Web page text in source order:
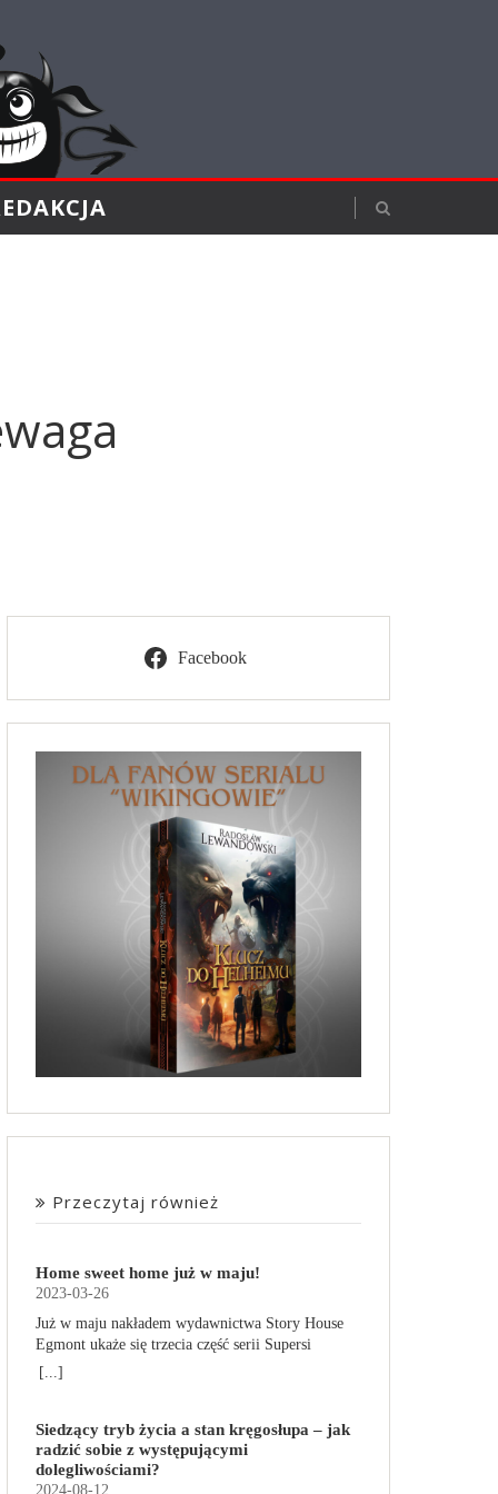
Facebook
Przeczytaj również
Home sweet home już w maju!
2023-03-26
Już w maju nakładem wydawnictwa Story House
Egmont ukaże się trzecia część serii Supersi
scenarzysty Frederic Maupome. Ten tom nosi tytuł
obdarzone supermocami i wspomagane przez
robota o imieniu Al. Są rozdarte między chęcią
prowadzenia normalnego życia wśród ludzi a
[...]
Siedzący tryb życia a stan kręgosłupa – jak
radzić sobie z występującymi
dolegliwościami?
2024-08-12